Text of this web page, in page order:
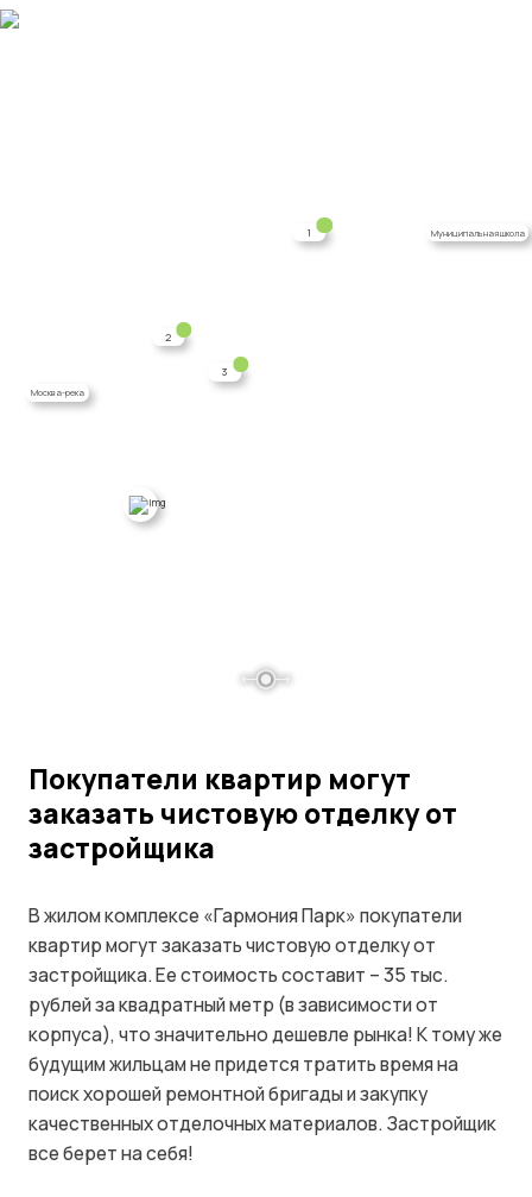
Москва-река
Муниципальная школа
2
1
3
Покупатели квартир могут
заказать чистовую отделку от
застройщика
В жилом комплексе «Гармония Парк» покупатели
квартир могут заказать чистовую отделку от
застройщика. Ее стоимость составит – 35 тыс.
рублей за квадратный метр (в зависимости от
корпуса), что значительно дешевле рынка! К тому же
будущим жильцам не придется тратить время на
поиск хорошей ремонтной бригады и закупку
качественных отделочных материалов. Застройщик
все берет на себя!